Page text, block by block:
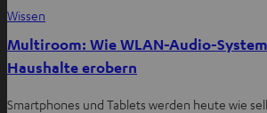
Wissen
Multiroom: Wie WLAN-Audio-
Haushalte erobern
Smartphones und Tablets werden heute wie